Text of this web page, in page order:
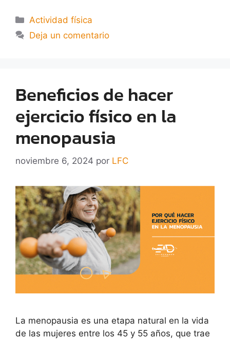
Actividad física
Deja un comentario
Beneficios de hacer
ejercicio físico en la
menopausia
noviembre 6, 2024 por LFC
La menopausia es una etapa natural en la vida
de las mujeres entre los 45 y 55 años, que trae